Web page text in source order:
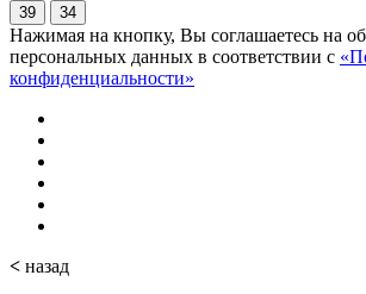
39 34
Нажимая на кнопку, Вы соглашаетесь на
персональных данных в соответствии с
конфиденциальности»
< назад